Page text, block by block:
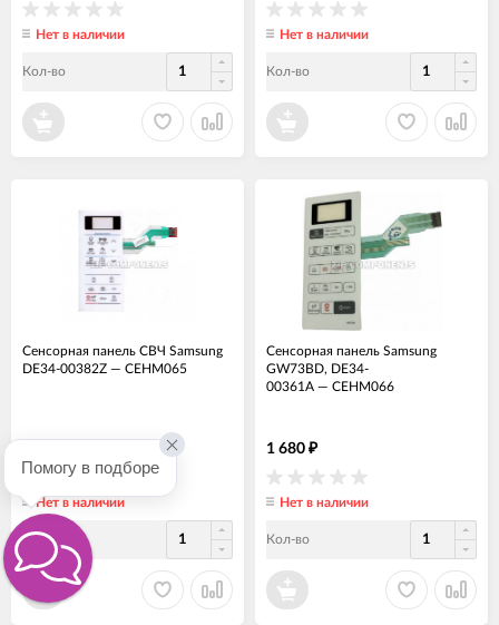
Нет в наличии
Кол-во
Нет в наличии
Кол-во
Сенсорная панель СВЧ Samsung
DE34-00382Z — СЕНМ065
Нет в наличии
Кол-во
Сенсорная панель Samsung
GW73BD, DE34-
00361A — СЕНМ066
1 680 ₽
Нет в наличии
Кол-во
Помогу в подборе